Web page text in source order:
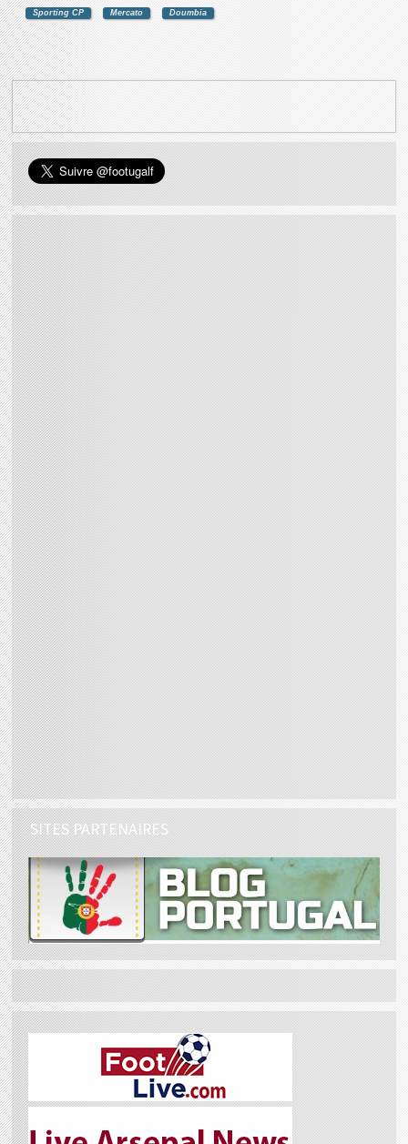
Sporting CP Mercato Doumbia
SITES PARTENAIRES